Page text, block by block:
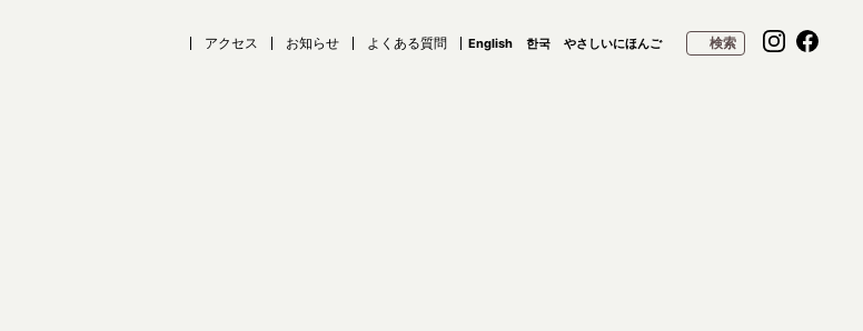
アクセス お知らせ よくある質問 English 한국 やさしいにほんご 検索